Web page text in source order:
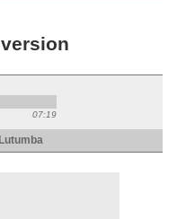
version